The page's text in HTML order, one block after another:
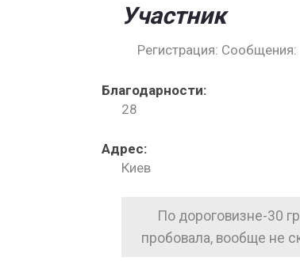
Участник
Регистрация: Сообщения:
Благодарности:
28
Адрес:
Киев
По дороговизне-30
пробовала, вообще не